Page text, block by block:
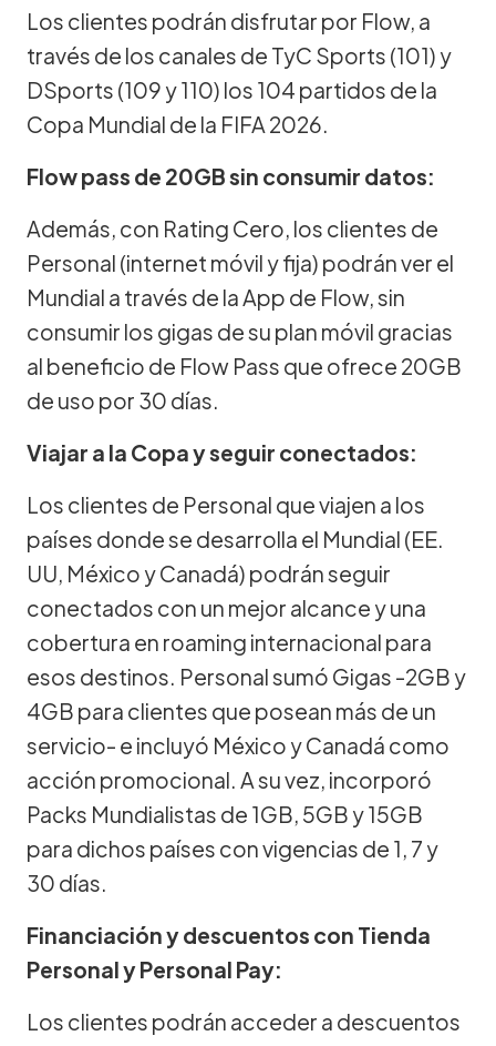
Los clientes podrán disfrutar por Flow, a
través de los canales de TyC Sports (101) y
DSports (109 y 110) los 104 partidos de la
Copa Mundial de la FIFA 2026.
Flow pass de 20GB sin consumir datos:
Además, con Rating Cero, los clientes de
Personal (internet móvil y fija) podrán ver el
Mundial a través de la App de Flow, sin
consumir los gigas de su plan móvil gracias
al beneficio de Flow Pass que ofrece 20GB
de uso por 30 días.
Viajar a la Copa y seguir conectados:
Los clientes de Personal que viajen a los
países donde se desarrolla el Mundial (EE.
UU, México y Canadá) podrán seguir
conectados con un mejor alcance y una
cobertura en roaming internacional para
esos destinos. Personal sumó Gigas -2GB y
4GB para clientes que posean más de un
servicio- e incluyó México y Canadá como
acción promocional. A su vez, incorporó
Packs Mundialistas de 1GB, 5GB y 15GB
para dichos países con vigencias de 1, 7 y
30 días.
Financiación y descuentos con Tienda
Personal y Personal Pay:
Los clientes podrán acceder a descuentos